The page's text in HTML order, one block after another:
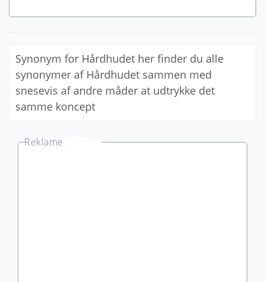
Synonym for Hårdhudet her finder du alle
synonymer af Hårdhudet sammen med
snesevis af andre måder at udtrykke det
samme koncept